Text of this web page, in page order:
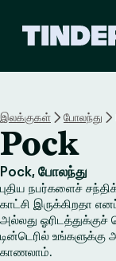
இலக்குகள் போலந்து
Pock
Pock, போலந்து
புதிய நபர்களைச்
காட்சி இருக்கிறதா
அல்லது
டின்டெரில்
காணலாம்.